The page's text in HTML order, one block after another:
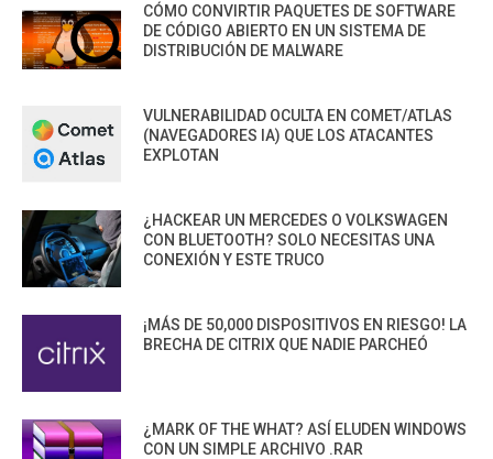
CÓMO CONVIRTIR PAQUETES DE SOFTWARE
DE CÓDIGO ABIERTO EN UN SISTEMA DE
DISTRIBUCIÓN DE MALWARE
VULNERABILIDAD OCULTA EN COMET/ATLAS
(NAVEGADORES IA) QUE LOS ATACANTES
EXPLOTAN
¿HACKEAR UN MERCEDES O VOLKSWAGEN
CON BLUETOOTH? SOLO NECESITAS UNA
CONEXIÓN Y ESTE TRUCO
¡MÁS DE 50,000 DISPOSITIVOS EN RIESGO! LA
BRECHA DE CITRIX QUE NADIE PARCHEÓ
¿MARK OF THE WHAT? ASÍ ELUDEN WINDOWS
CON UN SIMPLE ARCHIVO .RAR